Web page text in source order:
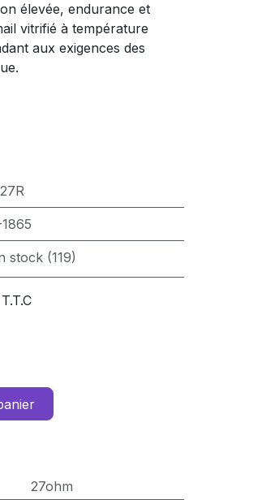
élevée, endurance et
vitrifié à température
aux exigences des
stock (119)
27ohm